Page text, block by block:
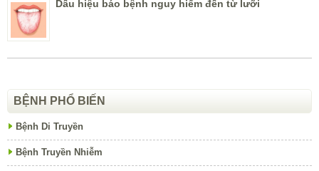
Dấu hiệu báo bệnh nguy hiểm đến từ lưỡi
BỆNH PHỔ BIẾN
Bệnh Di Truyền
Bệnh Truyền Nhiễm